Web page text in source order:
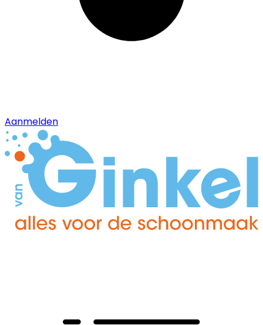
Aanmelden